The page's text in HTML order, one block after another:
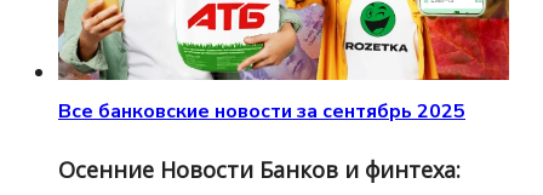
Все банковские новости за сентябрь 2025
Осенние Новости Банков и финтеха: